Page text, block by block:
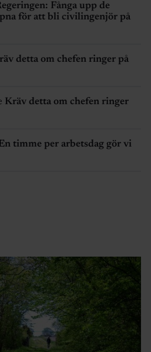
Fånga upp de
för att bli civilingenjör på
detta om chefen ringer på
Kräv detta om chefen ringer
timme per arbetsdag gör vi